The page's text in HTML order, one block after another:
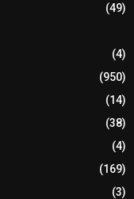
(49)
(4)
(950)
(14)
(38)
(4)
(169)
(3)